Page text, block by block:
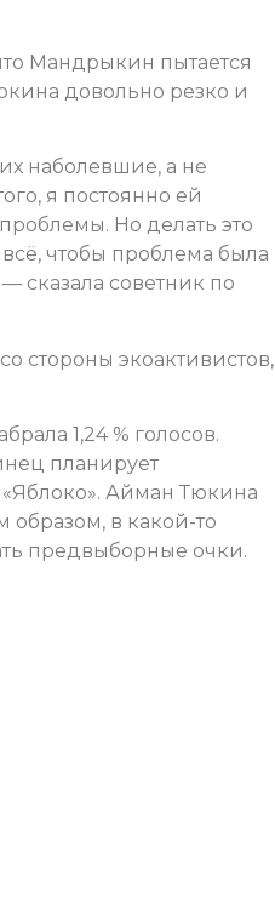
Мандрыкин пытается
довольно резко и
наболевшие, а не
я постоянно ей
Но делать это
чтобы проблема была
сказала советник по
стороны экоактивистов,
1,24 % голосов.
планирует
«Яблоко». Айман Тюкина
образом, в какой-то
предвыборные очки.